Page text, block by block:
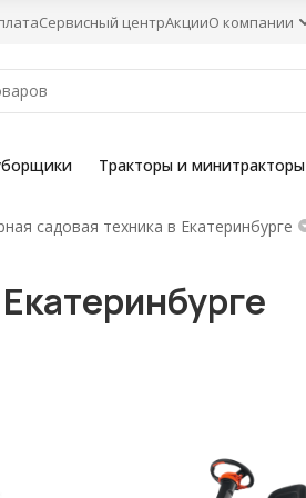
Сервисный центрАкцииО компании
Тракторы и минитракторы
садовая техника в Екатеринбурге